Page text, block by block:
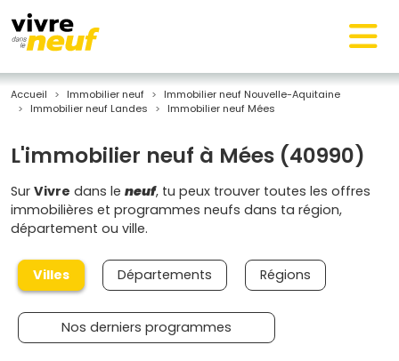
Accueil Immobilier neuf
Immobilier neuf Nouvelle-Aquitaine
Immobilier neuf Landes
Immobilier neuf Mées
L'immobilier neuf à Mées (40990)
Sur Vivre dans le neuf, tu peux trouver toutes les offres
immobilières et programmes neufs dans ta région,
département ou ville.
Villes Départements Régions
Nos derniers programmes